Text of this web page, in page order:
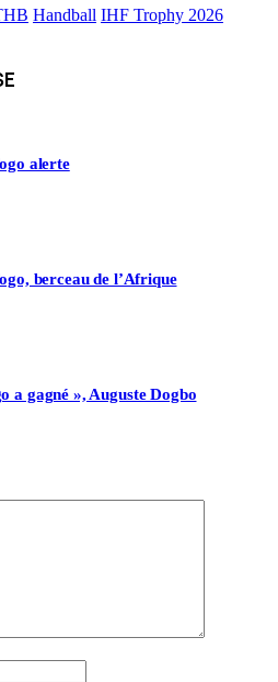
Handball IHF Trophy 2026
alerte
berceau de l’Afrique
a gagné », Auguste Dogbo